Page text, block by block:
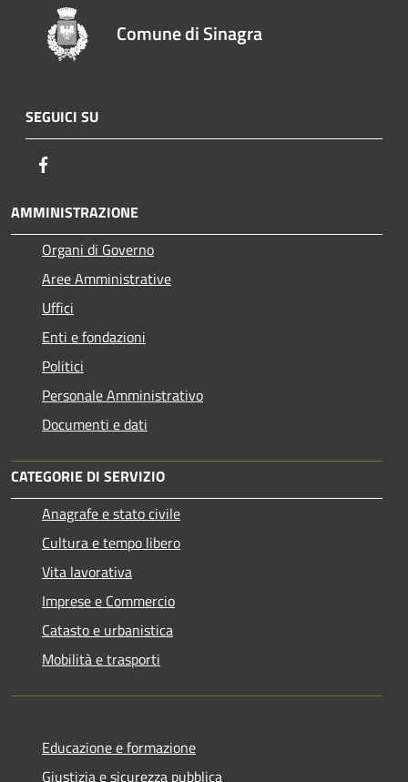
Comune di Sinagra
SEGUICI SU
AMMINISTRAZIONE
Organi di Governo
Aree Amministrative
Uffici
Enti e fondazioni
Politici
Personale Amministrativo
Documenti e dati
CATEGORIE DI SERVIZIO
Anagrafe e stato civile
Cultura e tempo libero
Vita lavorativa
Imprese e Commercio
Catasto e urbanistica
Mobilità e trasporti
Educazione e formazione
Giustizia e sicurezza pubblica